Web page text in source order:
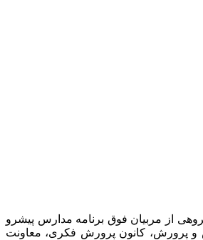
از مربیان فوق برنامه مدارس پیشرو
و پرورش، کانون پرورش فکری، معاونت